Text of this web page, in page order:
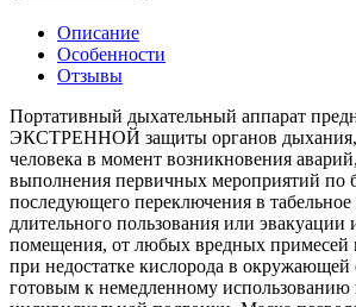
Описание
Особенности
Отзывы
Портативный дыхательный аппарат
ЭКСТРЕННОЙ защиты органов дыхания,
человека в момент возникновения
выполнения первичных мероприятий по
последующего переключения в
длительного пользования или эвакуации
помещения, от любых вредных примесей
при недостатке кислорода в окружающей
готовым к немедленному использованию